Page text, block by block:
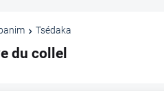
Tsédaka
du collel